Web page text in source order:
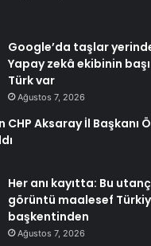
Google’da taşlar
Yapay zekâ ekibinin
Türk var
Ağustos 7, 2026
CHP Aksaray İl Başkanı
Her anı kayıtta: Bu
görüntü maalesef
başkentinden
Ağustos 7, 2026